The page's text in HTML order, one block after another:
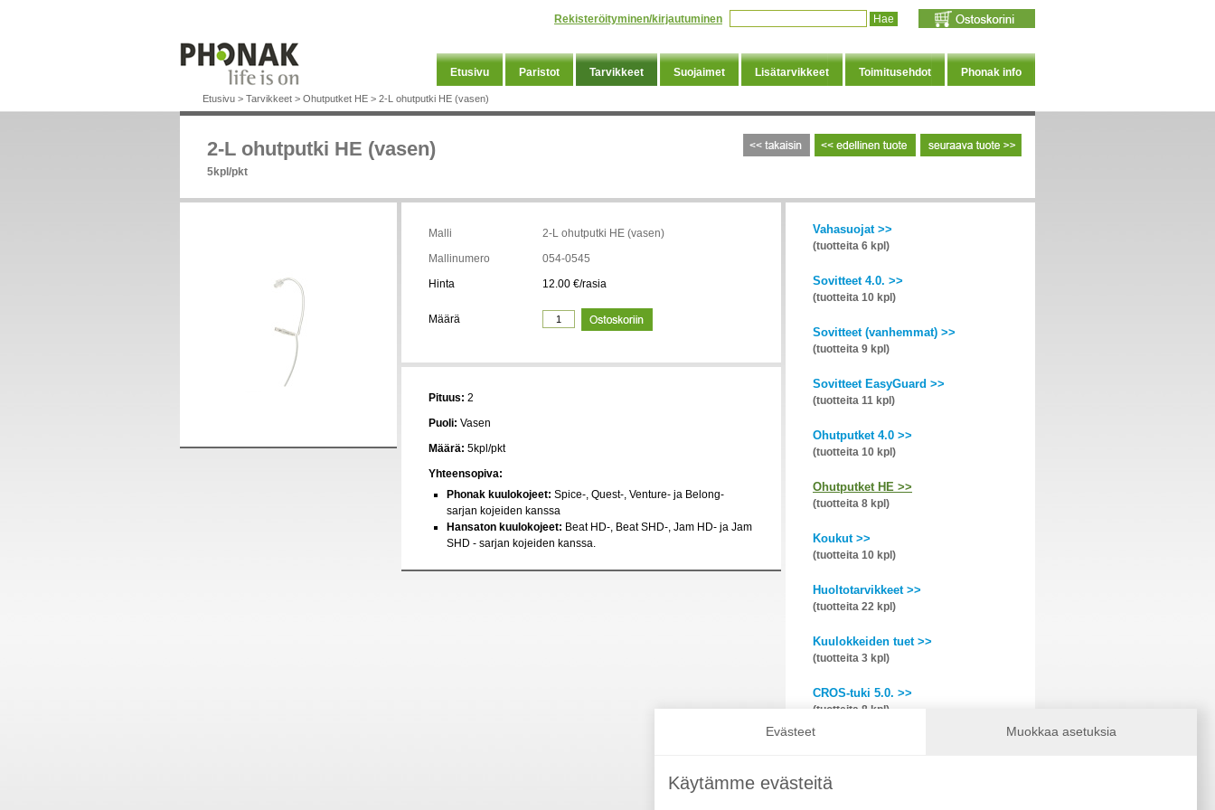
Evästeet Muokkaa asetuksia
Käytämme evästeitä
Rekisteröityminen/kirjautuminen
Etusivu Paristot Tarvikkeet Suojaimet Lisätarvikkeet Toimitusehdot Phonak info
Etusivu > Tarvikkeet > Ohutputket HE > 2-L ohutputki HE (vasen)
2-L ohutputki HE (vasen)
5kpl/pkt
Malli
2-L ohutputki HE (vasen)
Mallinumero
054-0545
Hinta
12.00 €/rasia
Määrä
Pituus: 2
Puoli: Vasen
Määrä: 5kpl/pkt
Yhteensopiva:
Phonak kuulokojeet: Spice-, Quest-, Venture- ja Belong-
sarjan kojeiden kanssa
Hansaton kuulokojeet: Beat HD-, Beat SHD-, Jam HD- ja Jam
SHD - sarjan kojeiden kanssa.
Vahasuojat >>
(tuotteita 6 kpl)
Sovitteet 4.0. >>
(tuotteita 10 kpl)
Sovitteet (vanhemmat) >>
(tuotteita 9 kpl)
Sovitteet EasyGuard >>
(tuotteita 11 kpl)
Ohutputket 4.0 >>
(tuotteita 10 kpl)
Ohutputket HE >>
(tuotteita 8 kpl)
Koukut >>
(tuotteita 10 kpl)
Huoltotarvikkeet >>
(tuotteita 22 kpl)
Kuulokkeiden tuet >>
(tuotteita 3 kpl)
CROS-tuki 5.0. >>
(tuotteita 8 kpl)